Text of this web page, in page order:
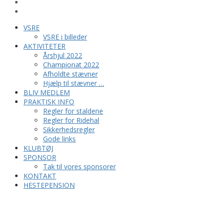
VSRE
VSRE i billeder
AKTIVITETER
Årshjul 2022
Championat 2022
Afholdte stævner
Hjælp til stævner …
BLIV MEDLEM
PRAKTISK INFO
Regler for staldene
Regler for Ridehal
Sikkerhedsregler
Gode links
KLUBTØJ
SPONSOR
Tak til vores sponsorer
KONTAKT
HESTEPENSION